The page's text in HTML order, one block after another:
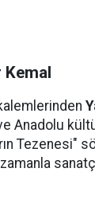
Kemal
Anadolu
Tezenesi"